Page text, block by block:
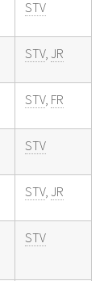
STV
STV, JR
STV, FR
STV
STV, JR
STV